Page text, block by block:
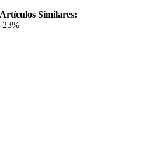
Artículos Similares:
-23%